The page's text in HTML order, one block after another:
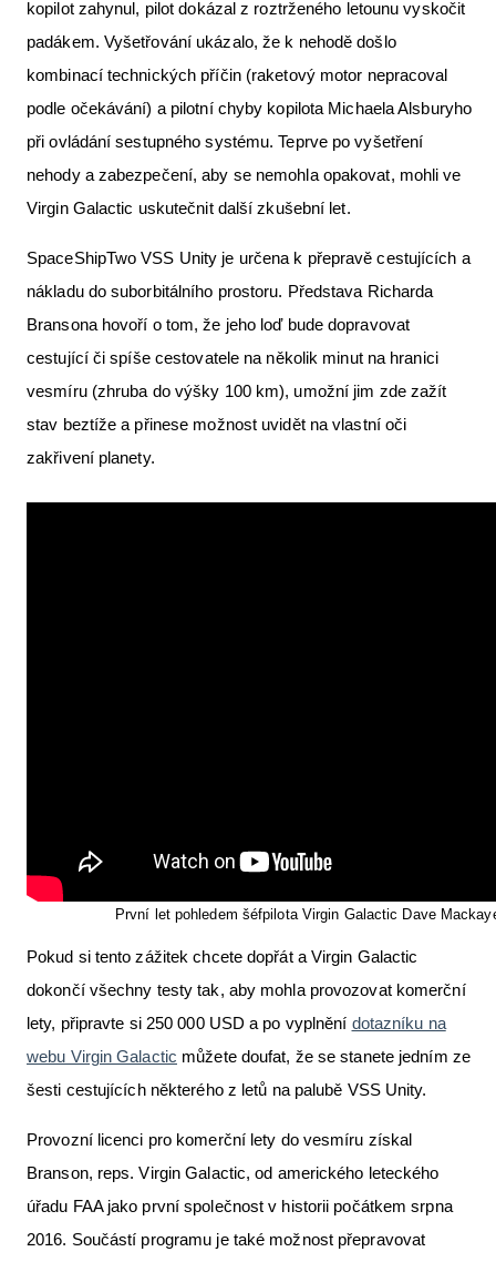
kopilot zahynul, pilot dokázal z roztrženého letounu vyskočit
padákem. Vyšetřování ukázalo, že k nehodě došlo
kombinací technických příčin (raketový motor nepracoval
podle očekávání) a pilotní chyby kopilota Michaela Alsburyho
při ovládání sestupného systému. Teprve po vyšetření
nehody a zabezpečení, aby se nemohla opakovat, mohli ve
Virgin Galactic uskutečnit další zkušební let.
SpaceShipTwo VSS Unity je určena k přepravě cestujících a
nákladu do suborbitálního prostoru. Představa Richarda
Bransona hovoří o tom, že jeho loď bude dopravovat
cestující či spíše cestovatele na několik minut na hranici
vesmíru (zhruba do výšky 100 km), umožní jim zde zažít
stav beztíže a přinese možnost uvidět na vlastní oči
zakřivení planety.
První let pohledem šéfpilota Virgin Galactic Dave
Pokud si tento zážitek chcete dopřát a Virgin Galactic
dokončí všechny testy tak, aby mohla provozovat komerční
lety, připravte si 250 000 USD a po vyplnění dotazníku na
webu Virgin Galactic můžete doufat, že se stanete jedním ze
šesti cestujících některého z letů na palubě VSS Unity.
Provozní licenci pro komerční lety do vesmíru získal
Branson, reps. Virgin Galactic, od amerického leteckého
úřadu FAA jako první společnost v historii počátkem srpna
2016. Součástí programu je také možnost přepravovat